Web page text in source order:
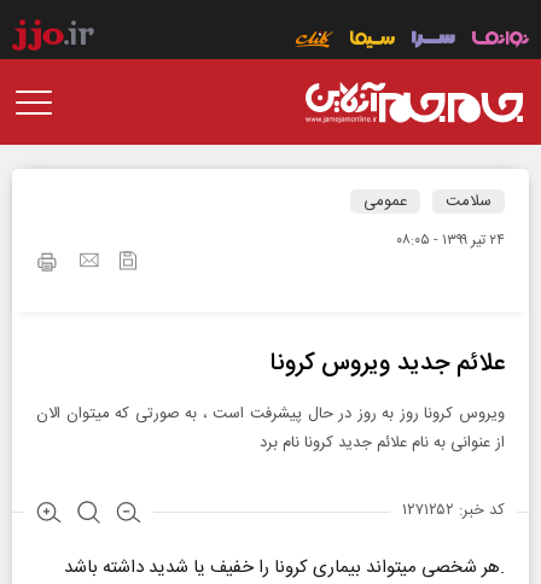
سلامت عمومی
۲۴ تير ۱۳۹۹ - ۰۸:۰۵
علائم جدید ویروس کرونا
ویروس کرونا روز به روز در حال پیشرفت است ، به صورتی که میتوان الان
از عنوانی به نام علائم جدید کرونا نام برد
کد خبر: ۱۲۷۱۲۵۲
هر شخصی میتواند بیماری کرونا را خفیف یا شدید داشته باشد.